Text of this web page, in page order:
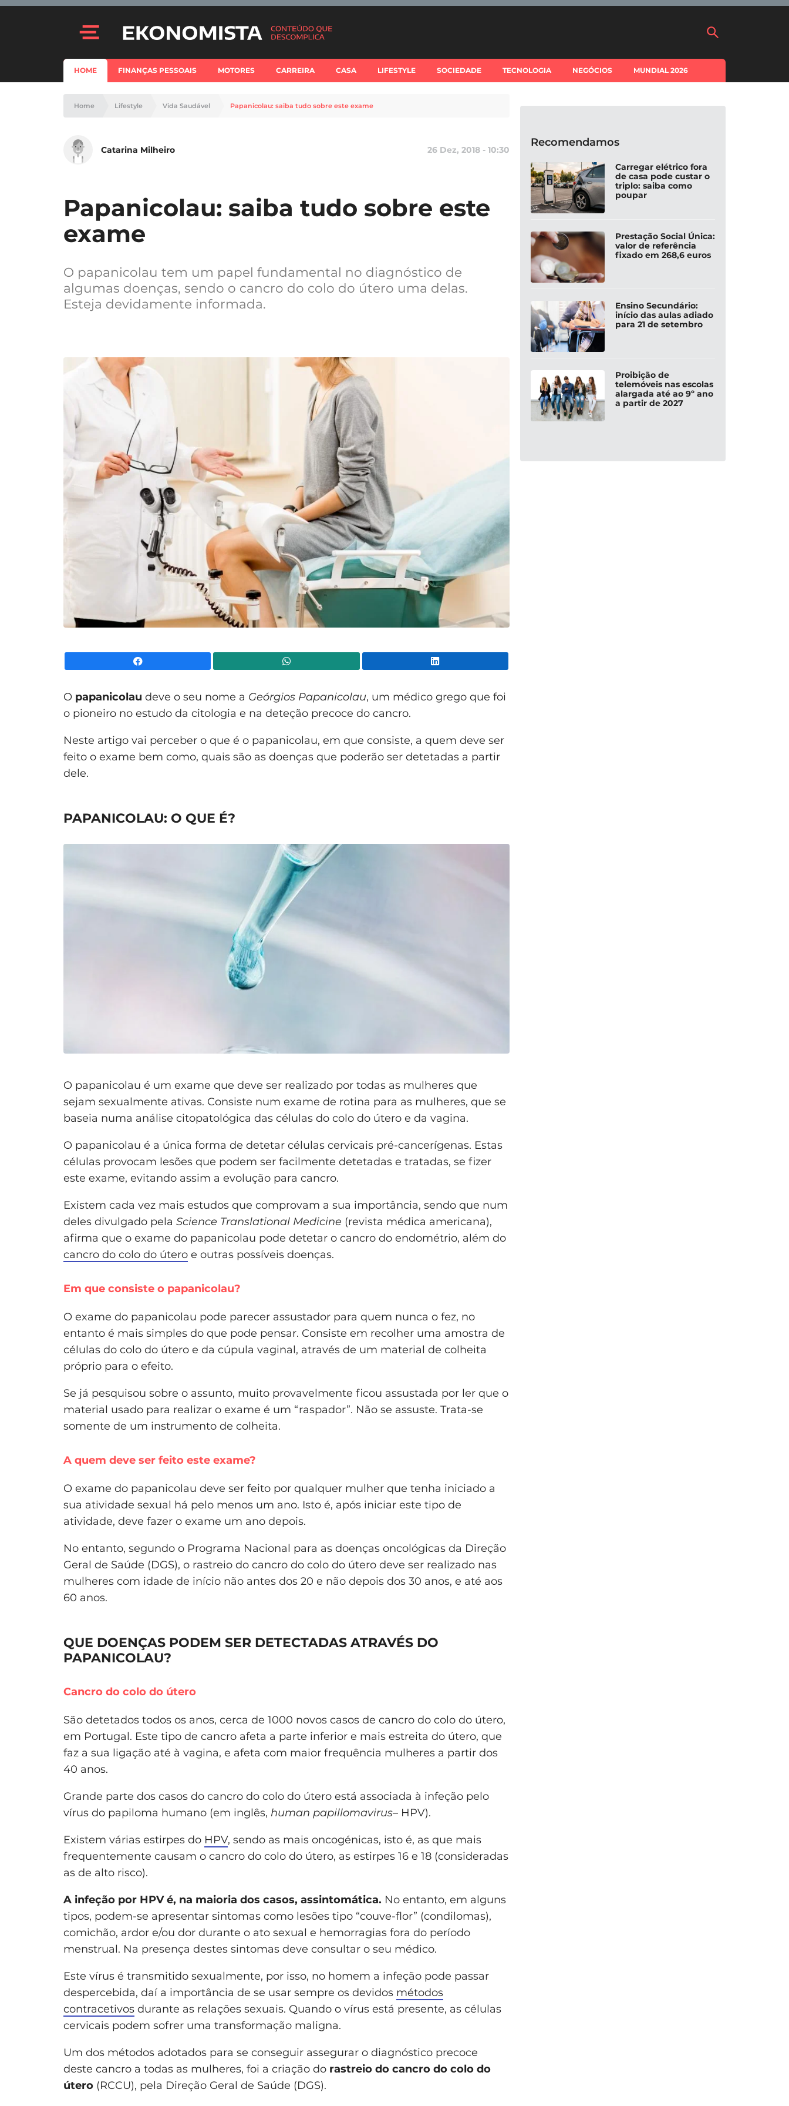
HOME FINANÇAS PESSOAIS MOTORES CARREIRA CASA LIFESTYLE SOCIEDADE TECNOLOGIA NEGÓCIOS MUNDIAL 2026
Home Lifestyle Vida Saudável Papanicolau: saiba tudo sobre este exame
Catarina Milheiro 26 Dez, 2018 - 10:30
Papanicolau: saiba tudo sobre este
exame
O papanicolau tem um papel fundamental no diagnóstico de
algumas doenças, sendo o cancro do colo do útero uma delas.
Esteja devidamente informada.
O papanicolau deve o seu nome a Geórgios Papanicolau, um médico grego que foi
o pioneiro no estudo da citologia e na deteção precoce do cancro.
Neste artigo vai perceber o que é o papanicolau, em que consiste, a quem deve ser
feito o exame bem como, quais são as doenças que poderão ser detetadas a partir
dele.
PAPANICOLAU: O QUE É?
O papanicolau é um exame que deve ser realizado por todas as mulheres que
sejam sexualmente ativas. Consiste num exame de rotina para as mulheres, que se
baseia numa análise citopatológica das células do colo do útero e da vagina.
O papanicolau é a única forma de detetar células cervicais pré-cancerígenas. Estas
células provocam lesões que podem ser facilmente detetadas e tratadas, se fizer
este exame, evitando assim a evolução para cancro.
Existem cada vez mais estudos que comprovam a sua importância, sendo que num
deles divulgado pela Science Translational Medicine (revista médica americana),
afirma que o exame do papanicolau pode detetar o cancro do endométrio, além do
cancro do colo do útero e outras possíveis doenças.
Em que consiste o papanicolau?
O exame do papanicolau pode parecer assustador para quem nunca o fez, no
entanto é mais simples do que pode pensar. Consiste em recolher uma amostra de
células do colo do útero e da cúpula vaginal, através de um material de colheita
próprio para o efeito.
Se já pesquisou sobre o assunto, muito provavelmente ficou assustada por ler que o
material usado para realizar o exame é um “raspador”. Não se assuste. Trata-se
somente de um instrumento de colheita.
A quem deve ser feito este exame?
O exame do papanicolau deve ser feito por qualquer mulher que tenha iniciado a
sua atividade sexual há pelo menos um ano. Isto é, após iniciar este tipo de
atividade, deve fazer o exame um ano depois.
No entanto, segundo o Programa Nacional para as doenças oncológicas da Direção
Geral de Saúde (DGS), o rastreio do cancro do colo do útero deve ser realizado nas
mulheres com idade de início não antes dos 20 e não depois dos 30 anos, e até aos
60 anos.
QUE DOENÇAS PODEM SER DETECTADAS ATRAVÉS DO
PAPANICOLAU?
Cancro do colo do útero
São detetados todos os anos, cerca de 1000 novos casos de cancro do colo do útero,
em Portugal. Este tipo de cancro afeta a parte inferior e mais estreita do útero, que
faz a sua ligação até à vagina, e afeta com maior frequência mulheres a partir dos
40 anos.
Grande parte dos casos do cancro do colo do útero está associada à infeção pelo
vírus do papiloma humano (em inglês, human papillomavirus– HPV).
Existem várias estirpes do HPV, sendo as mais oncogénicas, isto é, as que mais
frequentemente causam o cancro do colo do útero, as estirpes 16 e 18 (consideradas
as de alto risco).
A infeção por HPV é, na maioria dos casos, assintomática. No entanto, em alguns
tipos, podem-se apresentar sintomas como lesões tipo “couve-flor” (condilomas),
comichão, ardor e/ou dor durante o ato sexual e hemorragias fora do período
menstrual. Na presença destes sintomas deve consultar o seu médico.
Este vírus é transmitido sexualmente, por isso, no homem a infeção pode passar
despercebida, daí a importância de se usar sempre os devidos métodos
contracetivos durante as relações sexuais. Quando o vírus está presente, as células
cervicais podem sofrer uma transformação maligna.
Um dos métodos adotados para se conseguir assegurar o diagnóstico precoce
deste cancro a todas as mulheres, foi a criação do rastreio do cancro do colo do
útero (RCCU), pela Direção Geral de Saúde (DGS).
Recomendamos
Carregar elétrico fora
de casa pode custar o
triplo: saiba como
poupar
Prestação Social Única:
valor de referência
fixado em 268,6 euros
Ensino Secundário:
início das aulas adiado
para 21 de setembro
Proibição de
telemóveis nas escolas
alargada até ao 9º ano
a partir de 2027